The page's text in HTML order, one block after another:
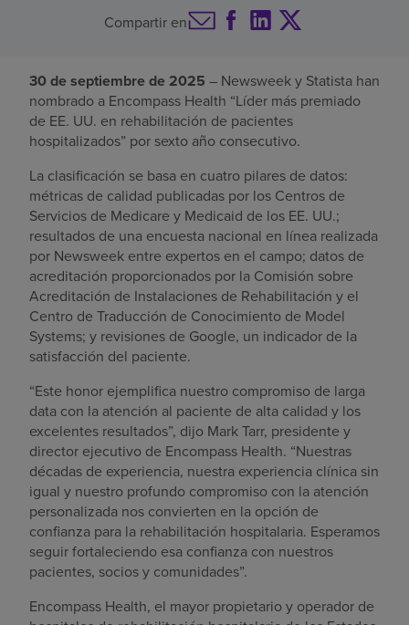
Compartir en
30 de septiembre de 2025 – Newsweek y Statista han
nombrado a Encompass Health “Líder más premiado
de EE. UU. en rehabilitación de pacientes
hospitalizados” por sexto año consecutivo.
La clasificación se basa en cuatro pilares de datos:
métricas de calidad publicadas por los Centros de
Servicios de Medicare y Medicaid de los EE. UU.;
resultados de una encuesta nacional en línea realizada
por Newsweek entre expertos en el campo; datos de
acreditación proporcionados por la Comisión sobre
Acreditación de Instalaciones de Rehabilitación y el
Centro de Traducción de Conocimiento de Model
Systems; y revisiones de Google, un indicador de la
satisfacción del paciente.
“Este honor ejemplifica nuestro compromiso de larga
data con la atención al paciente de alta calidad y los
excelentes resultados”, dijo Mark Tarr, presidente y
director ejecutivo de Encompass Health. “Nuestras
décadas de experiencia, nuestra experiencia clínica sin
igual y nuestro profundo compromiso con la atención
personalizada nos convierten en la opción de
confianza para la rehabilitación hospitalaria. Esperamos
seguir fortaleciendo esa confianza con nuestros
pacientes, socios y comunidades”.
Encompass Health, el mayor propietario y operador de